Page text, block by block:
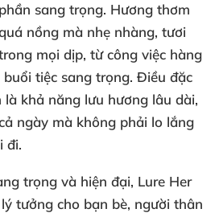
sang trọng. Hương thơm
nồng mà nhẹ nhàng, tươi
mọi dịp, từ công việc hàng
tiệc sang trọng. Điều đặc
là khả năng lưu hương lâu dài,
ngày mà không phải lo lắng
đi.
trọng và hiện đại, Lure Her
tưởng cho bạn bè, người thân